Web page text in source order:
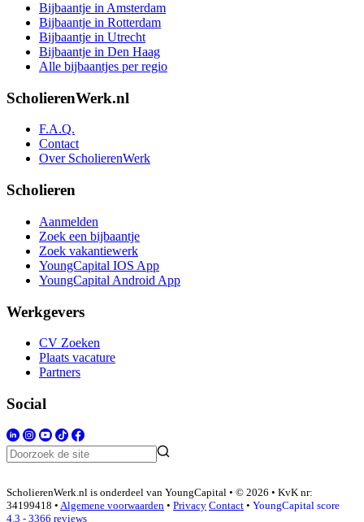
Bijbaantje in Amsterdam
Bijbaantje in Rotterdam
Bijbaantje in Utrecht
Bijbaantje in Den Haag
Alle bijbaantjes per regio
ScholierenWerk.nl
F.A.Q.
Contact
Over ScholierenWerk
Scholieren
Aanmelden
Zoek een bijbaantje
Zoek vakantiewerk
YoungCapital IOS App
YoungCapital Android App
Werkgevers
CV Zoeken
Plaats vacature
Partners
Social
ScholierenWerk.nl is onderdeel van YoungCapital • © 2026 • KvK nr:
34199418 • Algemene voorwaarden • Privacy Contact • YoungCapital score
4.3 - 3366 reviews